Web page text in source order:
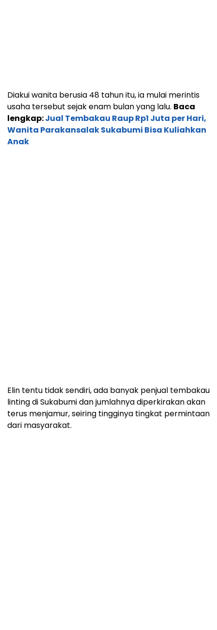
Diakui wanita berusia 48 tahun itu, ia mulai merintis
usaha tersebut sejak enam bulan yang lalu. Baca
lengkap:Jual Tembakau Raup Rp1 Juta per Hari,
Wanita Parakansalak Sukabumi Bisa Kuliahkan
Anak
Elin tentu tidak sendiri, ada banyak penjual tembakau
linting di Sukabumi dan jumlahnya diperkirakan akan
terus menjamur, seiring tingginya tingkat permintaan
dari masyarakat.